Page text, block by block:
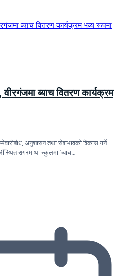
ब्याच वितरण कार्यक्रम
अनुशासन तथा सेवाभावको विकास गर्ने
सगरमाथा स्कुलमा ‘ब्याच…